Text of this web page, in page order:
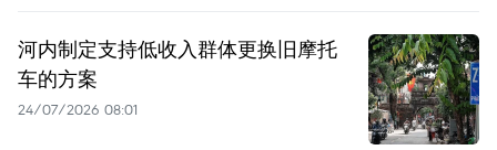
河内制定支持低收入群体更换旧摩托
车的方案
24/07/2026 08:01